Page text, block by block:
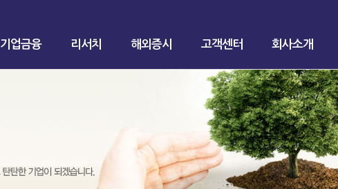
기업금융 리서치 해외증시 고객센터 회사소개